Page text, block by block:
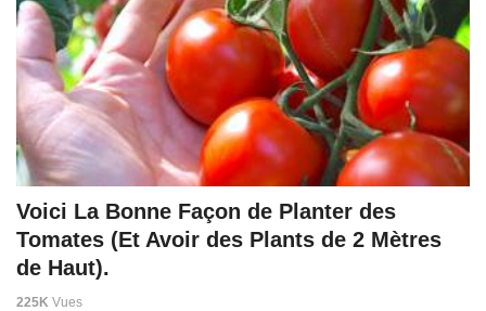
Voici La Bonne Façon de Planter des
Tomates (Et Avoir des Plants de 2 Mètres
de Haut).
225K Vues